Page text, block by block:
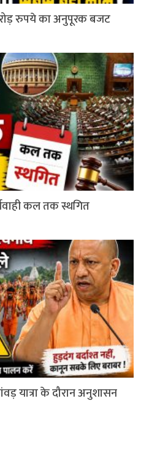
रुपये का अनुपूरक बजट
कल तक स्थगित
यात्रा के दौरान अनुशासन